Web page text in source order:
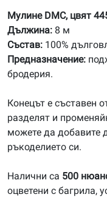
Мулине DMC, цвят
Дължина: 8 м
Състав: 100%
Предназначение:
бродерия.
Конецът е съставен
разделят и
можете да добавите
ръкоделието си.
Налични са 500
оцветени с багрила,